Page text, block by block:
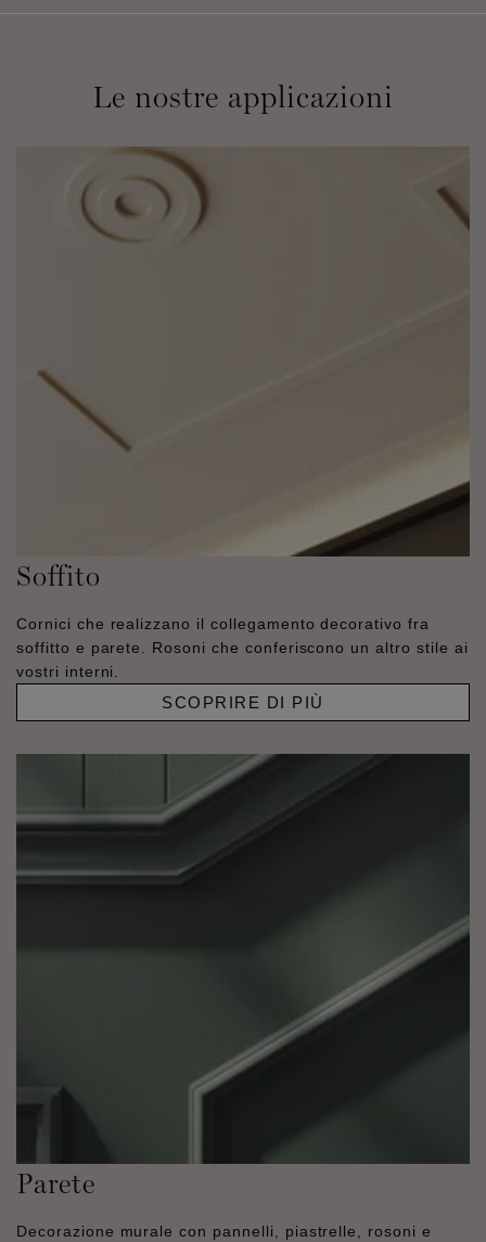
Le nostre applicazioni
Soffito
Cornici che realizzano il collegamento decorativo fra
soffitto e parete. Rosoni che conferiscono un altro stile ai
vostri interni.
SCOPRIRE DI PIÙ
Parete
Decorazione murale con pannelli, piastrelle, rosoni e